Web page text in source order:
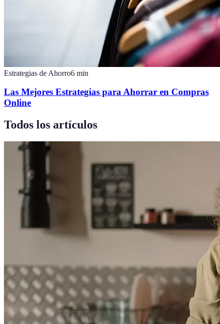
Estrategias de Ahorro6 min
Las Mejores Estrategias para Ahorrar en Compras
Online
Todos los artículos